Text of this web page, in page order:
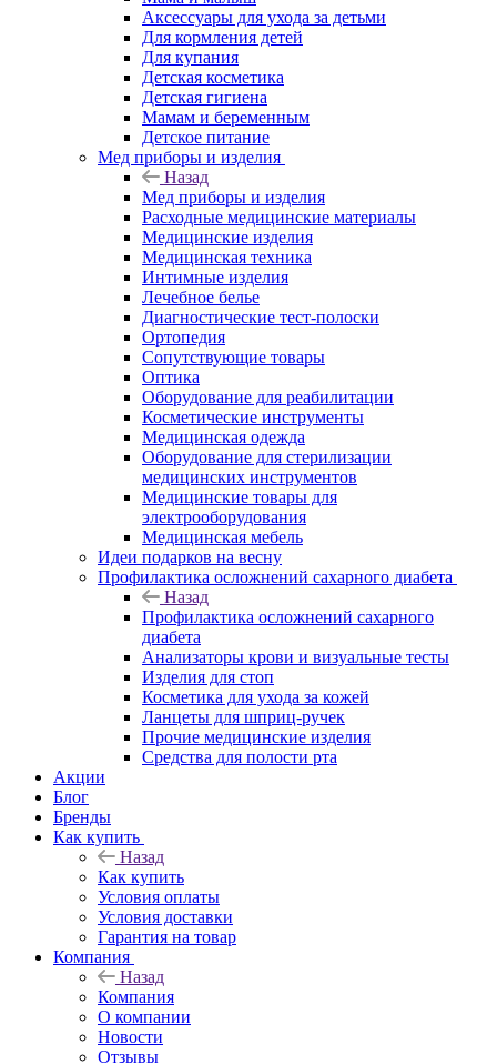
Аксессуары для ухода за детьми
Для кормления детей
Для купания
Детская косметика
Детская гигиена
Мамам и беременным
Детское питание
Мед приборы и изделия
Назад
Мед приборы и изделия
Расходные медицинские материалы
Медицинские изделия
Медицинская техника
Интимные изделия
Лечебное белье
Диагностические тест-полоски
Ортопедия
Сопутствующие товары
Оптика
Оборудование для реабилитации
Косметические инструменты
Медицинская одежда
Оборудование для стерилизации
медицинских инструментов
Медицинские товары для
электрооборудования
Медицинская мебель
Идеи подарков на весну
Профилактика осложнений сахарного диабета
Назад
Профилактика осложнений сахарного
диабета
Анализаторы крови и визуальные тесты
Изделия для стоп
Косметика для ухода за кожей
Ланцеты для шприц-ручек
Прочие медицинские изделия
Средства для полости рта
Акции
Блог
Бренды
Как купить
Назад
Как купить
Условия оплаты
Условия доставки
Гарантия на товар
Компания
Назад
Компания
О компании
Новости
Отзывы